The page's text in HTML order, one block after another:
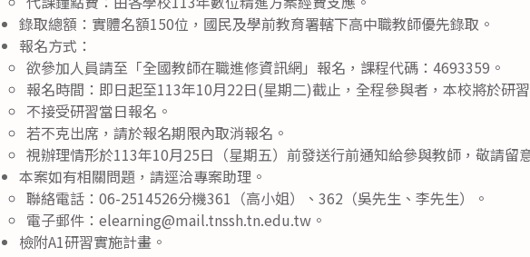
錄取總額：實體名額150位，國民及學前教育署轄下高中職教師優先錄取。
報名方式：
欲參加人員請至「全國教師在職進修資訊網」報名，課程代碼：4693359。
報名時間：即日起至113年10月22日(星期二)截止，全程參與者，本校將於研
不接受研習當日報名。
若不克出席，請於報名期限內取消報名。
視辦理情形於113年10月25日（星期五）前發送行前通知給參與教師，敬請留
本案如有相關問題，請逕洽專案助理。
聯絡電話：06-2514526分機361（高小姐）、362（吳先生、李先生）。
電子郵件：elearning@mail.tnssh.tn.edu.tw。
檢附A1研習實施計畫。